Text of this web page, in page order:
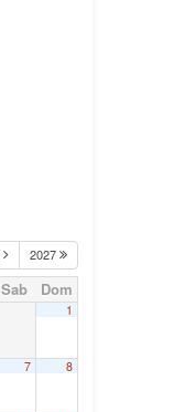
2027
Sab Dom
1
7 8